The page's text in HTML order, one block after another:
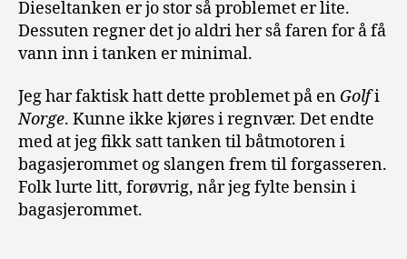
Dieseltanken er jo stor så problemet er lite.
Dessuten regner det jo aldri her så faren for å få
vann inn i tanken er minimal.
Jeg har faktisk hatt dette problemet på en Golfi
Norge. Kunne ikke kjøres i regnvær. Det endte
med at jeg fikk satt tanken til båtmotoren i
bagasjerommet og slangen frem til forgasseren.
Folk lurte litt, forøvrig, når jeg fylte bensin i
bagasjerommet.